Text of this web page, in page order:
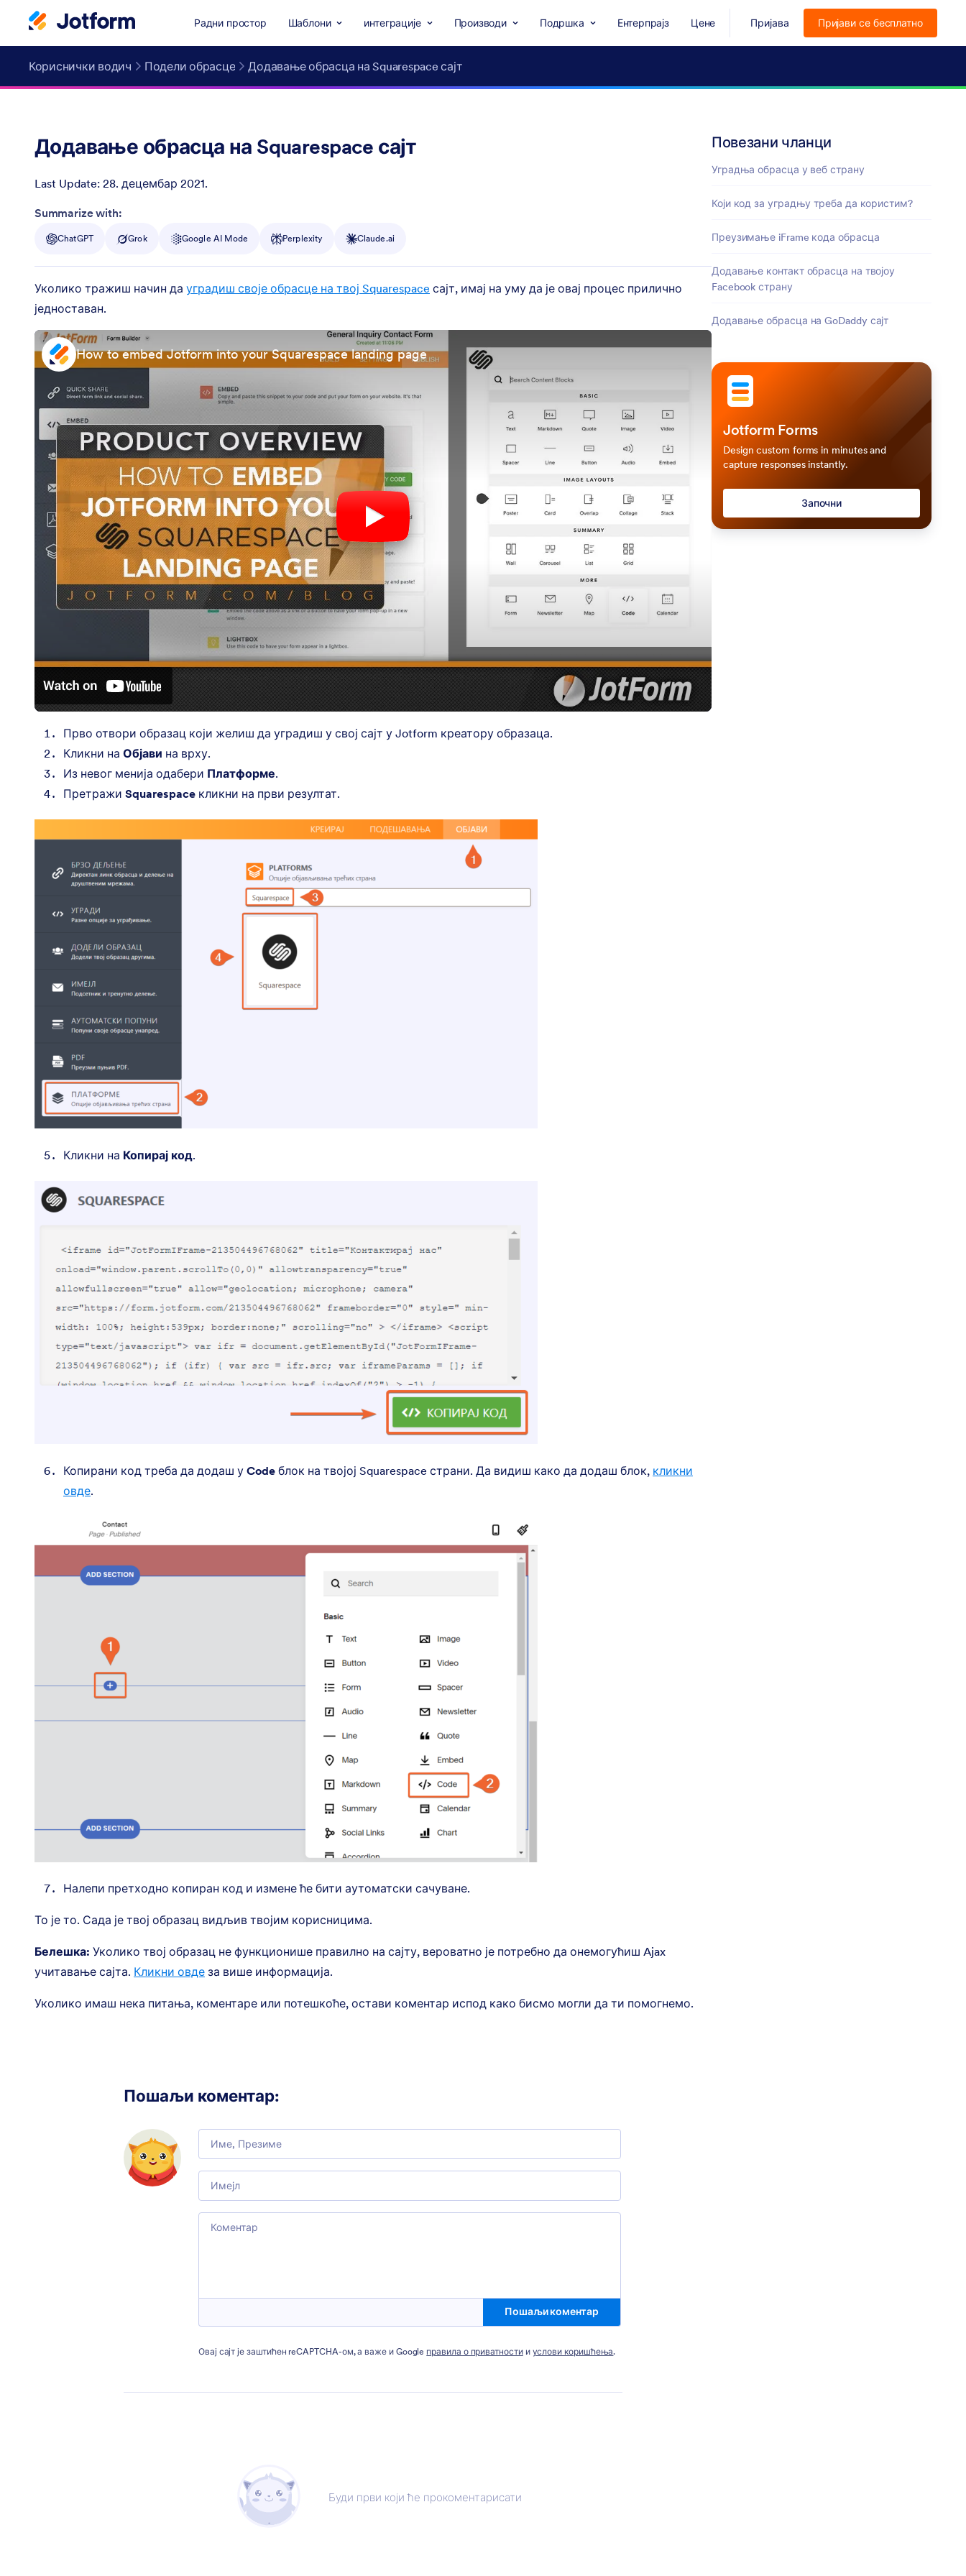
Радни простор Шаблони интеграције Производи Подршка Ентерпрајз Цене Пријава Пријави се бесплатно
Кориснички водич Подели обрасце Додавање обрасца на Squarespace сајт
Додавање обрасца на Squarespace сајт
Last Update: 28. децембар 2021.
Post ID
Summarize with:
ChatGPT Grok Google AI Mode Perplexity Claude.ai
Уколико тражиш начин да уградиш своје обрасце на твој Squarespace сајт, имај на уму да је овај процес прилично
једноставан.
How to embed Jotform into your Squarespace landing page
Прво отвори образац који желиш да уградиш у свој сајт у Jotform креатору образаца.
Кликни на Објави на врху.
Из невог менија одабери Платформе.
Претражи Squarespace кликни на први резултат.
Кликни на Копирај код.
Копирани код треба да додаш у Code блок на твојој Squarespace страни. Да видиш како да додаш блок, кликни
овде.
Налепи претходно копиран код и измене ће бити аутоматски сачуване.
То је то. Сада је твој образац видљив твојим корисницима.
Белешка: Уколико твој образац не функционише правилно на сајту, вероватно је потребно да онемогућиш Ajax
учитавање сајта. Кликни овде за више информација.
Уколико имаш нека питања, коментаре или потешкоће, остави коментар испод како бисмо могли да ти помогнемо.
Пошаљи коментар:
Comment
Email
Comment
Пошаљи коментар
Овај сајт је заштићен reCAPTCHA-ом, а важе и Google правила о приватностии услови коришћења.
Буди први који ће прокоментарисати
Повезани чланци
Уградња обрасца у веб страну
Који код за уградњу треба да користим?
Преузимање iFrame кода обрасца
Додавање контакт обрасца на твојоу
Facebook страну
Додавање обрасца на GoDaddy сајт
Jotform Forms
Design custom forms in minutes and
capture responses instantly.
Започни